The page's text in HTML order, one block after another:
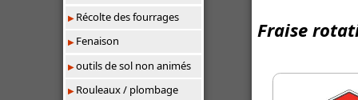
Récolte des fourrages
Fenaison
outils de sol non animés
Rouleaux / plombage
Fraise